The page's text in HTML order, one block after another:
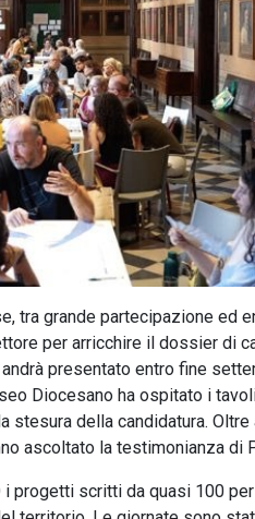
tra grande partecipazione ed
per arricchire il dossier di
presentato entro fine
Diocesano ha ospitato i
stesura della candidatura.
ascoltato la testimonianza di
progetti scritti da quasi 100